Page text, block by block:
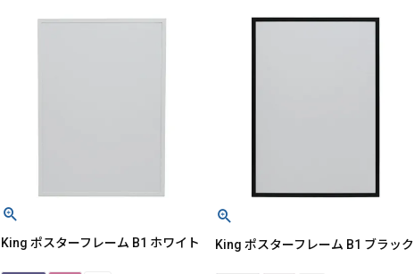
King ポスターフレーム B1 ホワイト King ポスターフレーム B1 ブラック